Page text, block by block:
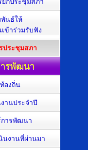
นธ์ให้
ข้าร่วมรับฟัง
ประชุมสภา
รพัฒนา
องถิ่น
านประจำปี
การพัฒนา
นงานที่ผ่านมา